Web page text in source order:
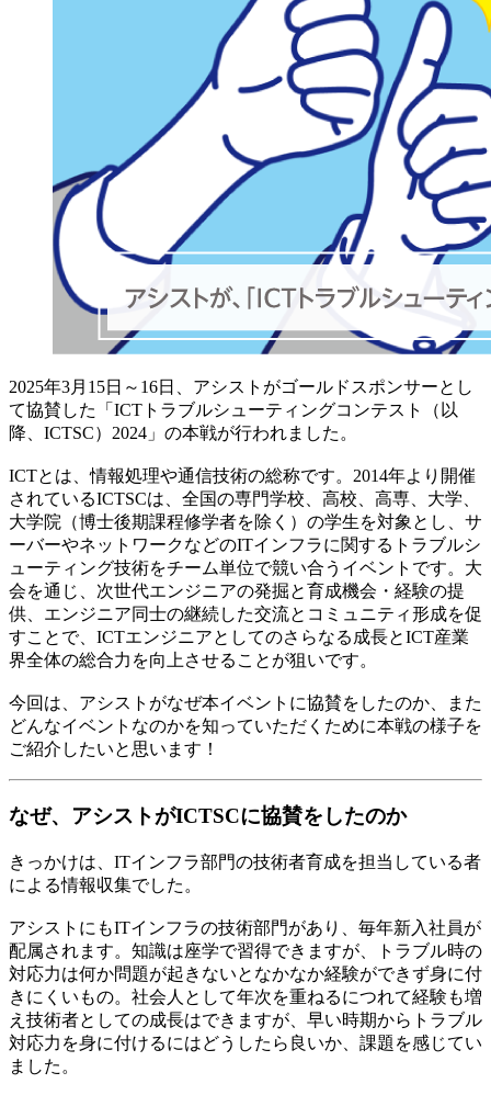
2025年3月15日～16日、アシストがゴールドスポンサーとし
て協賛した「ICTトラブルシューティングコンテスト（以
降、ICTSC）2024」の本戦が行われました。
ICTとは、情報処理や通信技術の総称です。2014年より開催
されているICTSCは、全国の専門学校、高校、高専、大学、
大学院（博士後期課程修学者を除く）の学生を対象とし、サ
ーバーやネットワークなどのITインフラに関するトラブルシ
ューティング技術をチーム単位で競い合うイベントです。大
会を通じ、次世代エンジニアの発掘と育成機会・経験の提
供、エンジニア同士の継続した交流とコミュニティ形成を促
すことで、ICTエンジニアとしてのさらなる成長とICT産業
界全体の総合力を向上させることが狙いです。
今回は、アシストがなぜ本イベントに協賛をしたのか、また
どんなイベントなのかを知っていただくために本戦の様子を
ご紹介したいと思います！
なぜ、アシストがICTSCに協賛をしたのか
きっかけは、ITインフラ部門の技術者育成を担当している者
による情報収集でした。
アシストにもITインフラの技術部門があり、毎年新入社員が
配属されます。知識は座学で習得できますが、トラブル時の
対応力は何か問題が起きないとなかなか経験ができず身に付
きにくいもの。社会人として年次を重ねるにつれて経験も増
え技術者としての成長はできますが、早い時期からトラブル
対応力を身に付けるにはどうしたら良いか、課題を感じてい
ました。